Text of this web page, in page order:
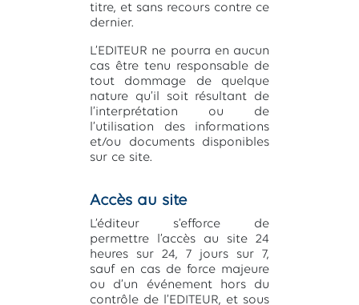
titre, et sans recours contre ce
dernier.
L’EDITEUR ne pourra en aucun
cas être tenu responsable de
tout dommage de quelque
nature qu’il soit résultant de
l’interprétation ou de
l’utilisation des informations
et/ou documents disponibles
sur ce site.
Accès au site
L’éditeur s’efforce de
permettre l’accès au site 24
heures sur 24, 7 jours sur 7,
sauf en cas de force majeure
ou d’un événement hors du
contrôle de l’EDITEUR, et sous